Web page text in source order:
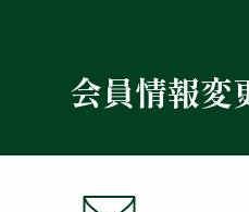
会員情報変